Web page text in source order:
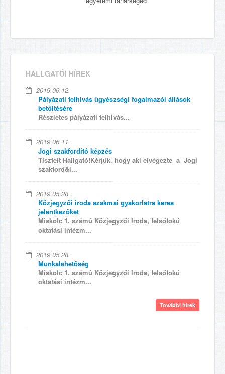
HALLGATÓI HÍREK
2019.06.12.
Pályázati felhívás ügyészségi fogalmazói állások
betöltésére
Részletes pályázati felhívás...
2019.06.11.
Jogi szakfordító képzés
Tisztelt Hallgató!Kérjük, hogy aki elvégezte a Jogi
szakford&i...
2019.05.28.
Közjegyzői iroda szakmai gyakorlatra keres
jelentkezőket
Miskolc 1. számú Közjegyzői Iroda, felsőfokú
oktatási intézm...
2019.05.28.
Munkalehetőség
Miskolc 1. számú Közjegyzői Iroda, felsőfokú
oktatási intézm...
További hírek